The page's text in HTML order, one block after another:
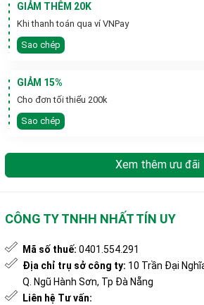
GIẢM THÊM 20K
Khi thanh toán qua ví VNPay
Sao chép
GIẢM 15%
Cho đơn tối thiểu 200k
Sao chép
Xem thêm ưu đãi
CÔNG TY TNHH NHẤT TÍN UY
Mã số thuế: 0401.554.291
Địa chỉ trụ sở công ty: 10 Trần Đại
Q. Ngũ Hành Sơn, Tp Đà Nẵng
Liên hệ Tư vấn: